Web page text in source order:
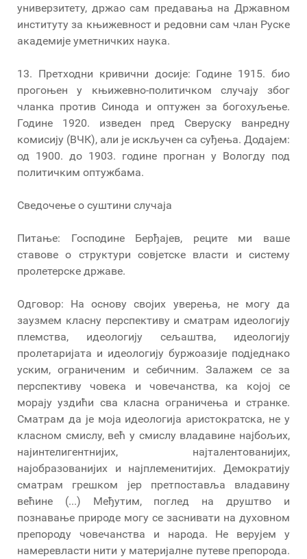
универзитету, држао сам предавања на Државном
институту за књижевност и редовни сам члан Руске
академије уметничких наука.
13. Претходни кривични досије: Године 1915. био
прогоњен у књижевно-политичком случају због
чланка против Синода и оптужен за богохуљење.
Године 1920. изведен пред Сверуску ванредну
комисију (ВЧК), али је искључен са суђења. Додајем:
од 1900. до 1903. године прогнан у Вологду под
политичким оптужбама.
Сведочење о суштини случаја
Питање: Господине Берђајев, реците ми ваше
ставове о структури совјетске власти и систему
пролетерске државе.
Одговор: На основу својих уверења, не могу да
заузмем класну перспективу и сматрам идеологију
племства, идеологију сељаштва, идеологију
пролетаријата и идеологију буржоазије подједнако
уским, ограниченим и себичним. Залажем се за
перспективу човека и човечанства, ка којој се
морају уздићи сва класна ограничења и странке.
Сматрам да је моја идеологија аристократска, не у
класном смислу, већ у смислу владавине најбољих,
најинтелигентнијих, најталентованијих,
најобразованијих и најплеменитијих. Демократију
сматрам грешком јер претпоставља владавину
већине (...) Међутим, поглед на друштво и
познавање природе могу се заснивати на духовном
препороду човечанства и народа. Не верујем у
намеревласти нити у материјалне путеве препорода.